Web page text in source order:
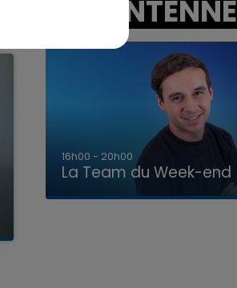
A L'ANTENNE
7h00 - 12h00
La Team du Week-end